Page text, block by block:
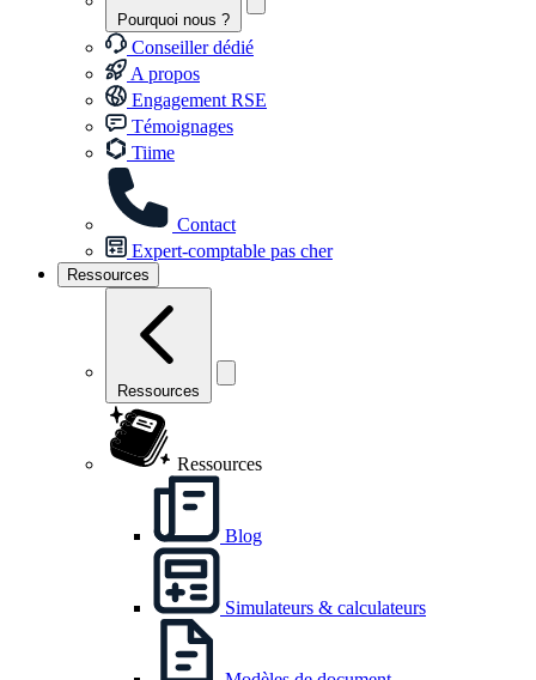
Pourquoi nous ?
Conseiller dédié
A propos
Engagement RSE
Témoignages
Tiime
Contact
Expert-comptable pas cher
Ressources
Ressources
Ressources
Blog
Simulateurs & calculateurs